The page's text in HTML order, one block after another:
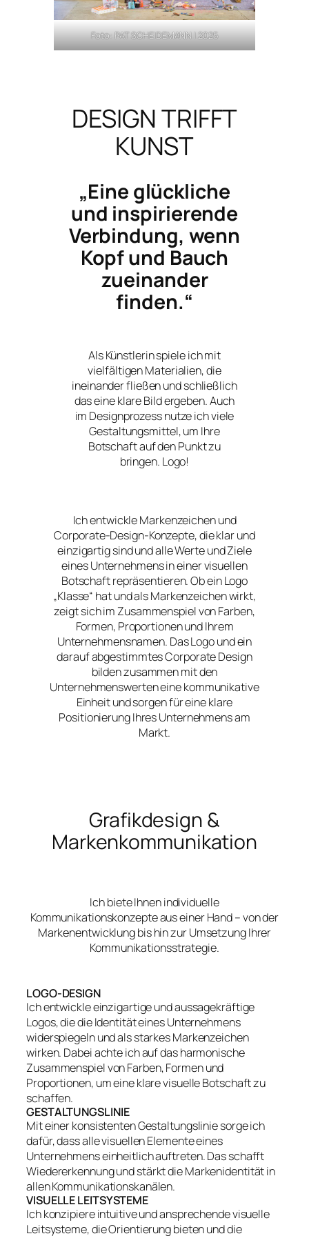
Foto: PAT SCHEIDEMANN | 2025
DESIGN TRIFFT
KUNST
„Eine glückliche
und inspirierende
Verbindung, wenn
Kopf und Bauch
zueinander
finden.“
Als Künstlerin spiele ich mit
vielfältigen Materialien, die
ineinander fließen und schließlich
das eine klare Bild ergeben. Auch
im Designprozess nutze ich viele
Gestaltungsmittel, um Ihre
Botschaft auf den Punkt zu
bringen. Logo!
Ich entwickle Markenzeichen und
Corporate-Design-Konzepte, die klar und
einzigartig sind und alle Werte und Ziele
eines Unternehmens in einer visuellen
Botschaft repräsentieren. Ob ein Logo
„Klasse“ hat und als Markenzeichen wirkt,
zeigt sich im Zusammenspiel von Farben,
Formen, Proportionen und Ihrem
Unternehmensnamen. Das Logo und ein
darauf abgestimmtes Corporate Design
bilden zusammen mit den
Unternehmenswerten eine kommunikative
Einheit und sorgen für eine klare
Positionierung Ihres Unternehmens am
Markt.
Grafikdesign &
Markenkommunikation
Ich biete Ihnen individuelle
Kommunikationskonzepte aus einer Hand – von der
Markenentwicklung bis hin zur Umsetzung Ihrer
Kommunikationsstrategie.
LOGO-DESIGN
Ich entwickle einzigartige und aussagekräftige
Logos, die die Identität eines Unternehmens
widerspiegeln und als starkes Markenzeichen
wirken. Dabei achte ich auf das harmonische
Zusammenspiel von Farben, Formen und
Proportionen, um eine klare visuelle Botschaft zu
schaffen.
GESTALTUNGSLINIE
Mit einer konsistenten Gestaltungslinie sorge ich
dafür, dass alle visuellen Elemente eines
Unternehmens einheitlich auftreten. Das schafft
Wiedererkennung und stärkt die Markenidentität in
allen Kommunikationskanälen.
VISUELLE LEITSYSTEME
Ich konzipiere intuitive und ansprechende visuelle
Leitsysteme, die Orientierung bieten und die